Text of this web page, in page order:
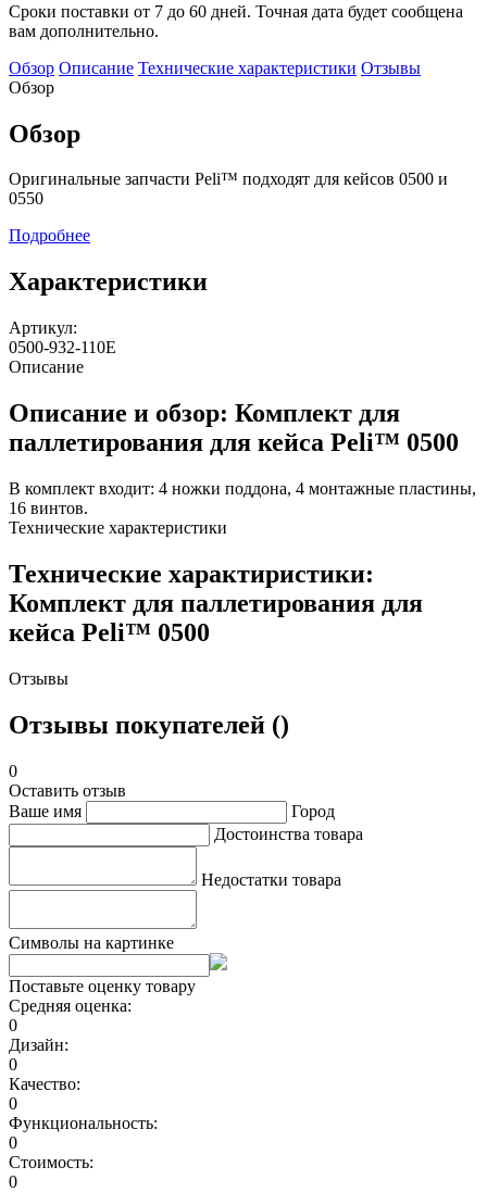
Сроки поставки от 7 до 60 дней. Точная дата будет сообщена
вам дополнительно.
Обзор Описание Технические характеристики Отзывы
Обзор
Обзор
Оригинальные запчасти Peli™ подходят для кейсов 0500 и
0550
Подробнее
Характеристики
Артикул:
0500-932-110E
Описание
Описание и обзор: Комплект для
паллетирования для кейса Peli™ 0500
В комплект входит: 4 ножки поддона, 4 монтажные пластины,
16 винтов.
Технические характеристики
Технические характиристики:
Комплект для паллетирования для
кейса Peli™ 0500
Отзывы
Отзывы покупателей ()
0
Оставить отзыв
Ваше имя
Город
Достоинства товара
Недостатки товара
Символы на картинке
Поставьте оценку товару
Средняя оценка:
0
Дизайн:
0
Качество:
0
Функциональность:
0
Стоимость:
0